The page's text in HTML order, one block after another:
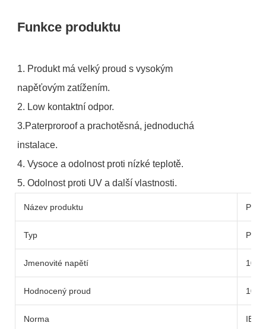
Funkce produktu
1. Produkt má velký proud s vysokým
napěťovým zatížením.
2. Low kontaktní odpor.
3.Paterproroof a prachotěsná, jednoduchá
instalace.
4. Vysoce a odolnost proti nízké teplotě.
5. Odolnost proti UV a další vlastnosti.
Název produktu
Typ
Jmenovité napětí
Hodnocený proud 10A
Norma IEC